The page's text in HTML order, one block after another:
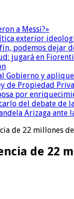
a Messi?»
exterior
podemos dejar
jugará en
y
de Propiedad
por
del debate
Arizaga ante
de 22 millones
de 22